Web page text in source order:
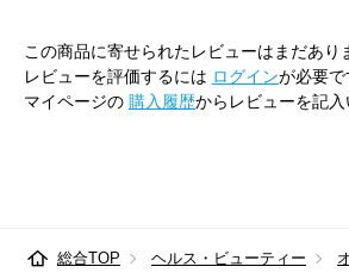
この商品に寄せられたレビューはまだあり
レビューを評価するには ログインが必要で
マイページの 購入履歴からレビューを記入
総合TOP ヘルス・ビューティー